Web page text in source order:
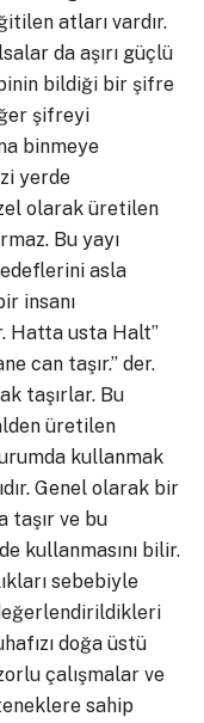
atları vardır.
da aşırı güçlü
bildiği bir şifre
şifreyi
binmeye
yerde
olarak üretilen
Bu yayı
asla
insanı
Hatta usta Halt”
can taşır.” der.
taşırlar. Bu
üretilen
kullanmak
Genel olarak bir
taşır ve bu
kullanmasını bilir.
sebebiyle
doğa üstü
çalışmalar ve
sahip